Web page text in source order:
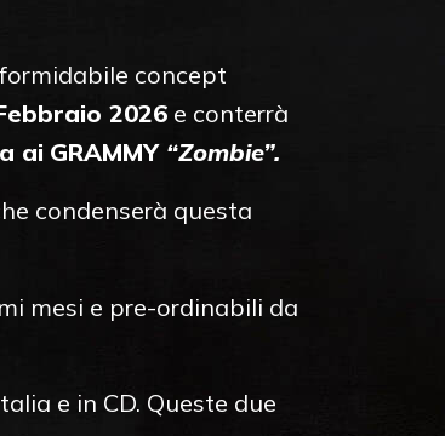
concept
2026 e conterrà
ai GRAMMY “Zombie”.
condenserà questa
mesi e pre-ordinabili da
e in CD. Queste due